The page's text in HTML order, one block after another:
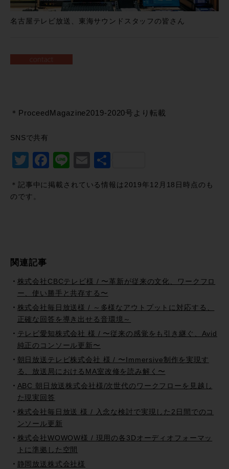
名古屋テレビ放送、東海サウンドスタッフの皆さん
＊ProceedMagazine2019-2020号より転載
SNSで共有
Twitter
Facebook
LineEmail
有
＊記事中に掲載されている情報は2019年12月18日時点のも
のです。
関連記事
株式会社CBCテレビ様 / 〜革新が従来の文化、ワークフロ
ー、使い勝手と共存する〜
株式会社毎日放送様 / ～多様なアウトプットに対応する、
正確な回答を導き出せる音環境～
テレビ愛知株式会社 様 / 〜従来の感覚をも引き継ぐ、Avid
純正のコンソール更新〜
朝日放送テレビ株式会社 様 / 〜Immersive制作を実現す
る、放送局におけるMA室改修を読み解く〜
ABC 朝日放送株式会社様/次世代のワークフローを見越し
た現実回答
株式会社毎日放送 様 / 入念な検討で実現した2日間でのコ
ンソール更新
株式会社WOWOW様 / 現用の各3Dオーディオフォーマッ
トに準拠した空間
静岡放送株式会社様